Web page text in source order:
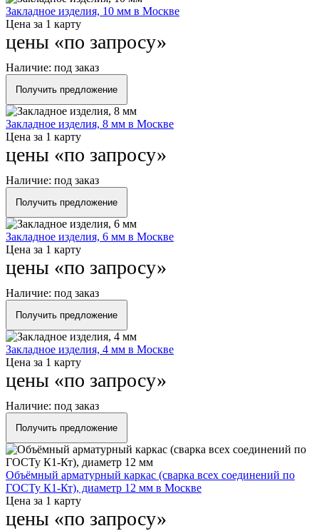
Закладное изделия, 10 мм в Москве
Цена за 1 карту
цены «по запросу»
Наличие: под заказ
Получить предложение
Закладное изделия, 8 мм в Москве
Цена за 1 карту
цены «по запросу»
Наличие: под заказ
Получить предложение
Закладное изделия, 6 мм в Москве
Цена за 1 карту
цены «по запросу»
Наличие: под заказ
Получить предложение
Закладное изделия, 4 мм в Москве
Цена за 1 карту
цены «по запросу»
Наличие: под заказ
Получить предложение
Объёмный арматурный каркас (сварка всех соединений по
ГОСТу К1-Кт), диаметр 12 мм в Москве
Цена за 1 карту
цены «по запросу»